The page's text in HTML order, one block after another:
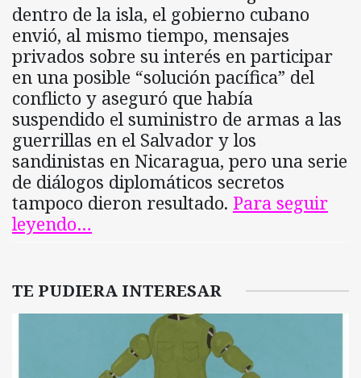
dentro de la isla, el gobierno cubano
envió, al mismo tiempo, mensajes
privados sobre su interés en participar
en una posible “solución pacífica” del
conflicto y aseguró que había
suspendido el suministro de armas a las
guerrillas en el Salvador y los
sandinistas en Nicaragua, pero una serie
de diálogos diplomáticos secretos
tampoco dieron resultado. Para seguir
leyendo…
TE PUDIERA INTERESAR